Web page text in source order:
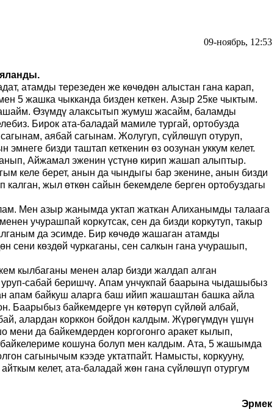
09-ноябрь, 12:53
атамды терезеден же көчөдөн алыстан гана карап,
жашка чыкканда бизден кеткен. Азыр 25ке чыктым.
Өзүмдү алаксытып жумуш жасайм, баламды
Бирок ата-баладай мамиле тургай, ортобузда
аябай сагынам. Жолугуп, сүйлөшүп отуруп,
бизди таштап кеткенин өз оозунан уккум келет.
Айжамал эженин үстүнө кирип жашап алыптыр.
келе берет, анын да чындыгы бар экенине, анын бизди
калган, жыл өткөн сайын бекемделе берген ортобуздагы
Мен азыр жанымда уктап жаткан Алиханымды талаага
учурашпай коркутсак, сен да бизди коркутуп, такыр
да эсимде. Бир көчөдө жашаган атамды
сени көздөй чуркаганы, сен салкын гана учурашып,
кылбаганы менен алар бизди жалдап алган
уруп-сабай беришчү. Апам унчукпай баарына чыдашыбыз
апам байкуш аларга баш ийип жашаштан башка айла
Баарыбыз байкемдерге үн көтөрүп сүйлөй албай,
алардан корккон бойдон калдым. Жүрөгүмдүн үшүн
да байкемдерден коргогонго аракет кылып,
кошуна болуп мен калдым. Ата, 5 жашымда
сагынычым кээде уктатпайт. Намысты, коркууну,
келет, ата-баладай жөн гана сүйлөшүп отургум
Эрмек